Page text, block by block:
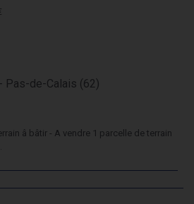
Pas-de-Calais (62)
â bâtir - A vendre 1 parcelle de terrain